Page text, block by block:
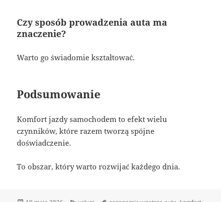
Czy sposób prowadzenia auta ma
znaczenie?
Warto go świadomie kształtować.
Podsumowanie
Komfort jazdy samochodem to efekt wielu
czynników, które razem tworzą spójne
doświadczenie.
To obszar, który warto rozwijać każdego dnia.